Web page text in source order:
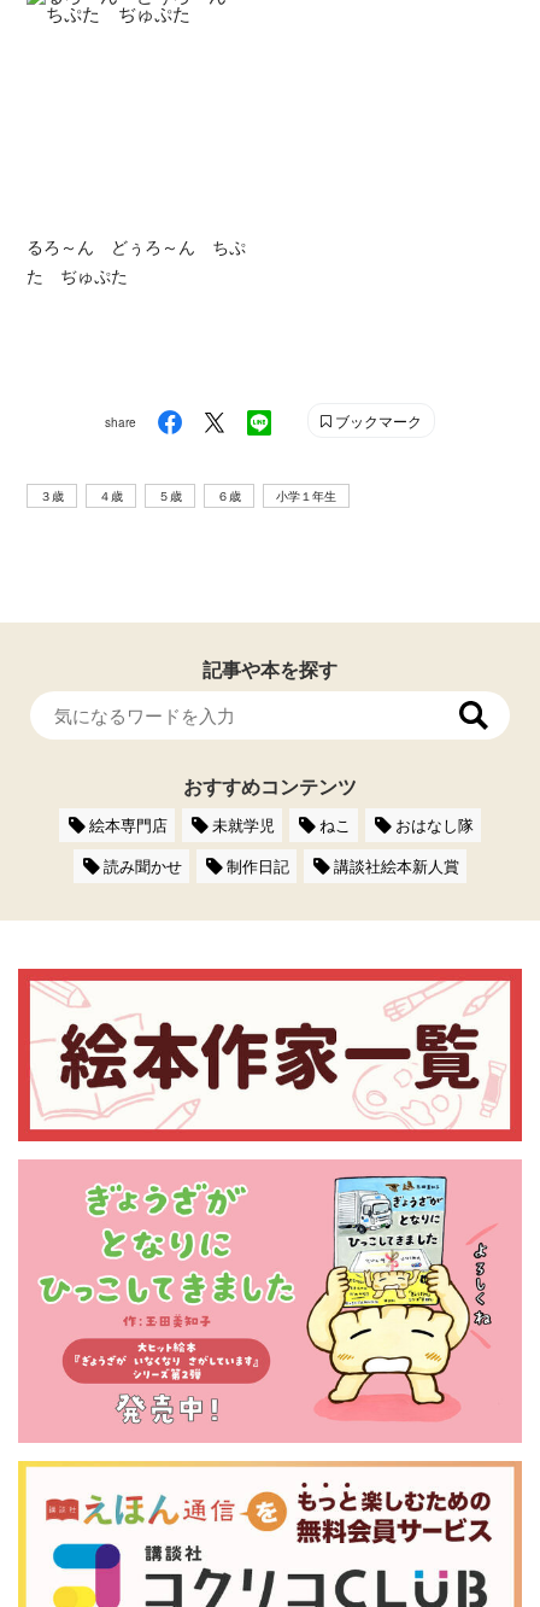
るろ～ん どぅろ～ん ちぷ
た ぢゅぷた
share ブックマーク
３歳 ４歳 ５歳 ６歳 小学１年生
記事や本を探す
おすすめコンテンツ
絵本専門店 未就学児 ねこ
おはなし隊
読み聞かせ
制作日記 講談社絵本新人賞